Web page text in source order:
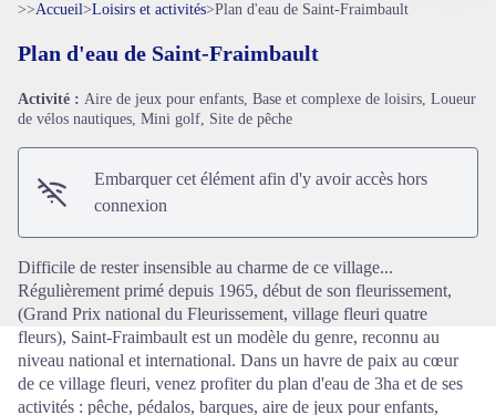
Voir l'image en plein écran
>>Accueil>Loisirs et activités>Plan d'eau de Saint-Fraimbault
Plan d'eau de Saint-Fraimbault
Activité : Aire de jeux pour enfants, Base et complexe de loisirs, Loueur
de vélos nautiques, Mini golf, Site de pêche
Embarquer cet élément afin d'y avoir accès hors
connexion
Difficile de rester insensible au charme de ce village...
Régulièrement primé depuis 1965, début de son fleurissement,
(Grand Prix national du Fleurissement, village fleuri quatre
fleurs), Saint-Fraimbault est un modèle du genre, reconnu au
niveau national et international. Dans un havre de paix au cœur
de ce village fleuri, venez profiter du plan d'eau de 3ha et de ses
activités : pêche, pédalos, barques, aire de jeux pour enfants,